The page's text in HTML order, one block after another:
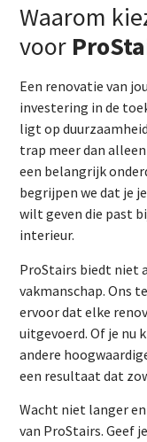
Waarom
voor
Een renovatie van
investering in de
ligt op
trap meer dan
een belangrijk
begrijpen we dat je
wilt geven die past
interieur.
ProStairs biedt niet
vakmanschap. Ons
ervoor dat elke
uitgevoerd. Of je nu
andere
een resultaat dat
Wacht niet langer
van ProStairs. Geef